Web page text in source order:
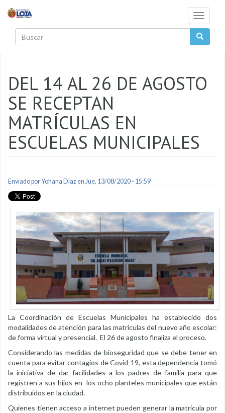
Toggle
DEL 14 AL 26 DE AGOSTO
SE RECEPTAN
MATRÍCULAS EN
ESCUELAS MUNICIPALES
Enviado porYohana Diazen Jue, 13/08/2020 - 15:59
La Coordinación de Escuelas Municipales ha establecido dos
modalidades de atención para las matrículas del nuevo año escolar:
de forma virtual y presencial. El 26 de agosto finaliza el proceso.
Considerando las medidas de bioseguridad que se debe tener en
cuenta para evitar contagios de Covid-19, esta dependencia tomó
la iniciativa de dar facilidades a los padres de familia para que
registren a sus hijos en los ocho planteles municipales que están
distribuidos en la ciudad.
Quienes tienen acceso a internet pueden generar la matrícula por